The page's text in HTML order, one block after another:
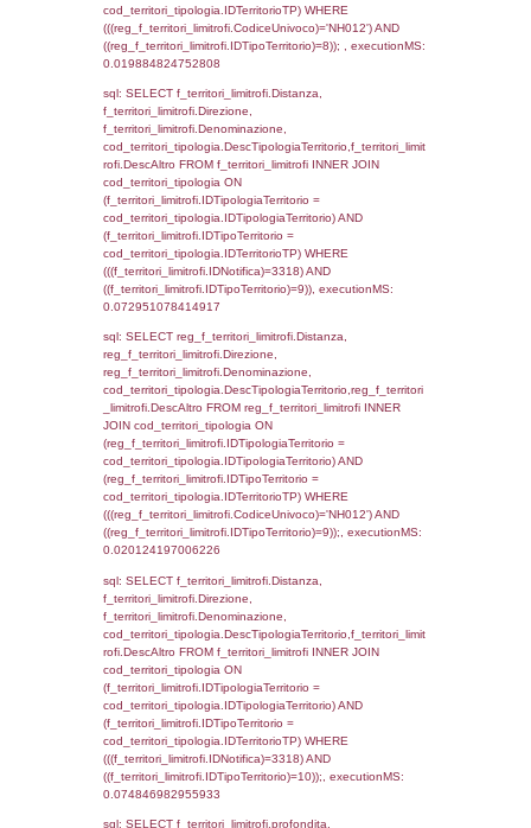
f_territori_limitrofi.DescAltro FROM
JOIN cod_territori_tipologia ON
(f_territori_limitrofi.IDTipologiaTerritorio =
cod_territori_tipologia.IDTipologiaTerritorio)
(f_territori_limitrofi.IDTipoTerritorio =
cod_territori_tipologia.IDTerritorioTP)
(((f_territori_limitrofi.IDNotifica)=3318) AND
((f_territori_limitrofi.IDTipoTerritorio)=3)),
0.074427127838135
sql: SELECT f_territori_limitrofi.Distanza,
f_territori_limitrofi.Direzione,
f_territori_limitrofi.Denominazione,
rofi.DescAltro FROM f_territori_limitrofi
cod_territori_tipologia ON
(f_territori_limitrofi.IDTipologiaTerritorio =
cod_territori_tipologia.IDTipologiaTerritorio)
(f_territori_limitrofi.IDTipoTerritorio =
cod_territori_tipologia.IDTerritorioTP)
(((f_territori_limitrofi.IDNotifica)=3318) AND
((f_territori_limitrofi.IDTipoTerritorio)=4)),
0.076218843460083
sql: SELECT f_territori_limitrofi.Distanza,
f_territori_limitrofi.Direzione,
f_territori_limitrofi.Denominazione,
f_territori_limitrofi.DescAltro FROM
JOIN cod_territori_tipologia ON